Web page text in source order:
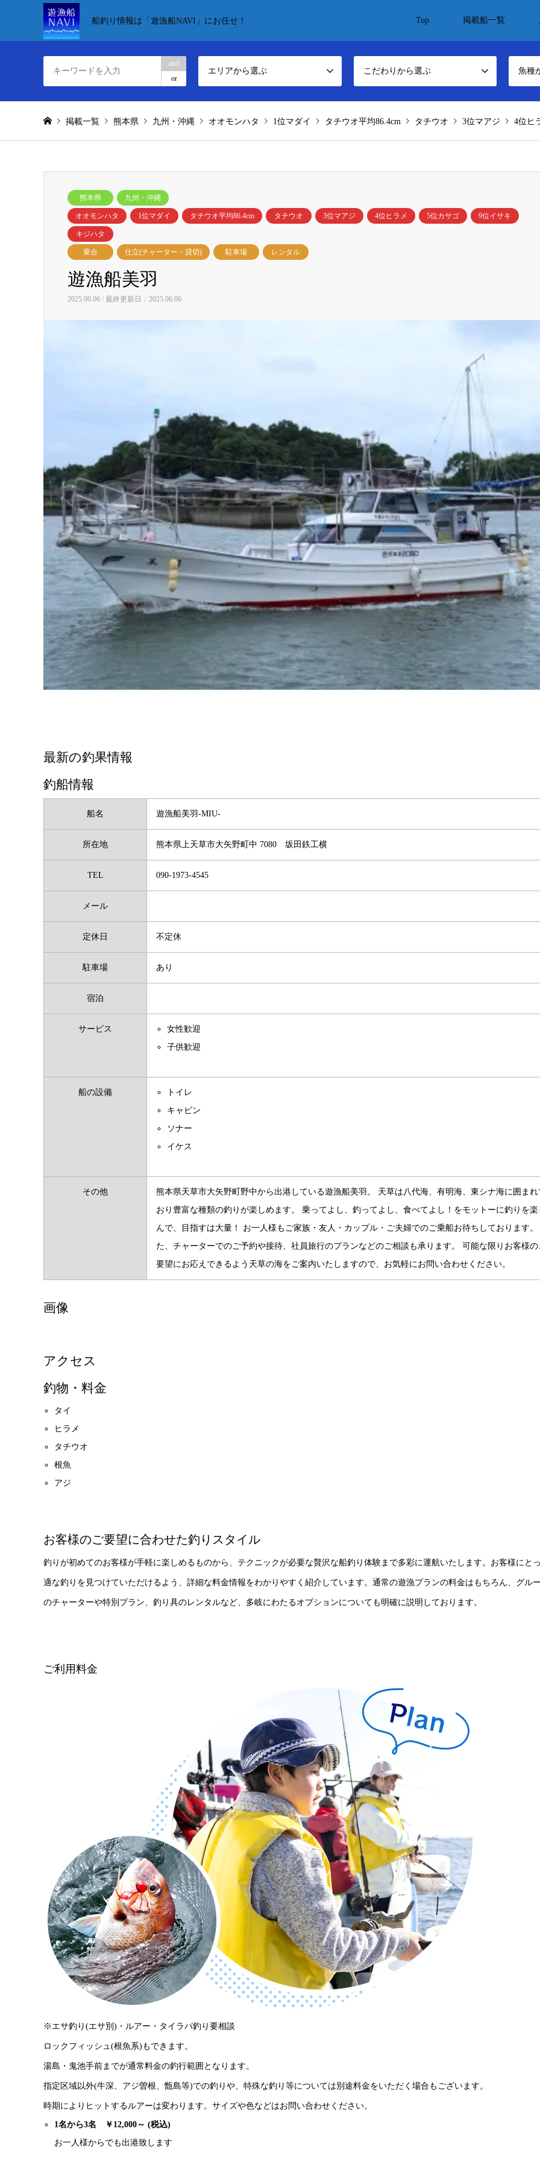
船釣り情報は「遊漁船NAVI」にお任せ！ Top 掲載船一覧
and
or
エリアから選ぶ こだわりから選ぶ 魚種
掲載一覧 熊本県 九州・沖縄 オオモンハタ 1位マダイ タチウオ平均86.4cm タチウオ 3位マアジ 4位ヒ
熊本県 九州・沖縄
オオモンハタ 1位マダイ タチウオ平均86.4cm タチウオ 3位マアジ 4位ヒラメ 5位カサゴ 9位イサキ
キジハタ
乗合 仕立(チャーター・貸切) 駐車場 レンタル
遊漁船美羽
2025.06.06 / 最終更新日：2025.06.06
最新の釣果情報
釣船情報
船名 遊漁船美羽-MIU-
所在地 熊本県上天草市大矢野町中 7080 坂田鉄工横
TEL 090-1973-4545
メール
定休日 不定休
駐車場 あり
宿泊
サービス
女性歓迎
子供歓迎
船の設備
トイレ
キャビン
ソナー
イケス
その他
熊本県天草市大矢野町野中から出港している遊漁船美羽。 天草は八代海、有明海、東シナ海に囲まれ
おり豊富な種類の釣りが楽しめます。 乗ってよし、釣ってよし、食べてよし！をモットーに釣りを楽
んで、目指すは大量！ お一人様もご家族・友人・カップル・ご夫婦でのご乗船お待ちしております。
た、チャーターでのご予約や接待、社員旅行のプランなどのご相談も承ります。 可能な限りお客様の
要望にお応えできるよう天草の海をご案内いたしますので、お気軽にお問い合わせください。
画像
アクセス
釣物・料金
タイ
ヒラメ
タチウオ
根魚
アジ
お客様のご要望に合わせた釣りスタイル
釣りが初めてのお客様が手軽に楽しめるものから、テクニックが必要な贅沢な船釣り体験まで多彩に運航いたします。お客様にと
適な釣りを見つけていただけるよう、詳細な料金情報をわかりやすく紹介しています。通常の遊漁プランの料金はもちろん、グル
のチャーターや特別プラン、釣り具のレンタルなど、多岐にわたるオプションについても明確に説明しております。
ご利用料金
※エサ釣り(エサ別)・ルアー・タイラバ釣り要相談
ロックフィッシュ(根魚系)もできます。
湯島・鬼池手前までが通常料金の釣行範囲となります。
指定区域以外(牛深、アジ曽根、甑島等)での釣りや、特殊な釣り等については別途料金をいただく場合もございます。
時期によりヒットするルアーは変わります。サイズや色などはお問い合わせください。
1名から3名 ￥12,000～ (税込)
お一人様からでも出港致します